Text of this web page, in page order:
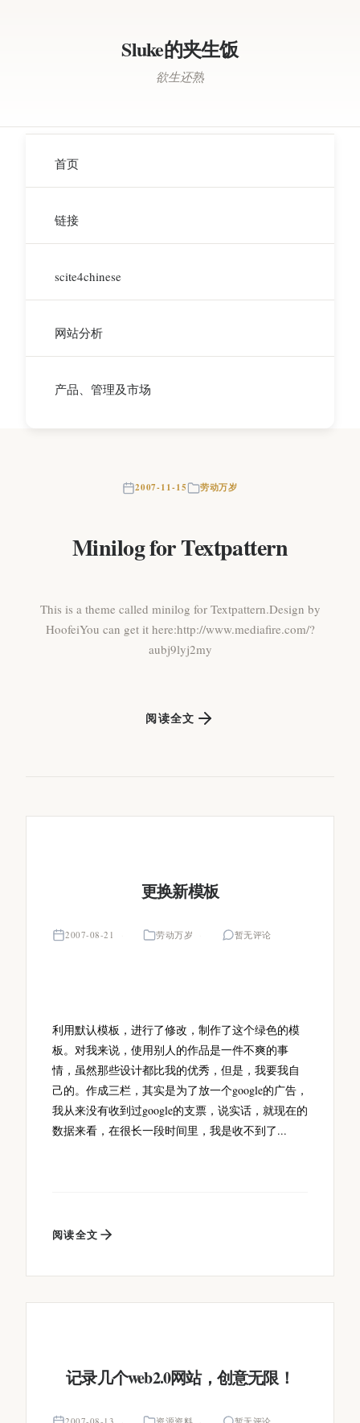
Sluke的夹生饭
欲生还熟
首页
链接
scite4chinese
网站分析
产品、管理及市场
2007-11-15 劳动万岁
Minilog for Textpattern
This is a theme called minilog for Textpattern.Design by
HoofeiYou can get it here:http://www.mediafire.com/?
aubj9lyj2my
阅读全文
更换新模板
2007-08-21 劳动万岁 暂无评论
利用默认模板，进行了修改，制作了这个绿色的模
板。对我来说，使用别人的作品是一件不爽的事
情，虽然那些设计都比我的优秀，但是，我要我自
己的。作成三栏，其实是为了放一个google的广告，
我从来没有收到过google的支票，说实话，就现在的
数据来看，在很长一段时间里，我是收不到了...
阅读全文
记录几个web2.0网站，创意无限！